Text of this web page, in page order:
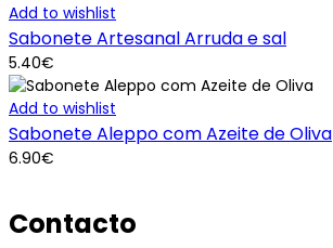
Add to wishlist
Sabonete Artesanal Arruda e sal
5.40€
Add to wishlist
Sabonete Aleppo com Azeite de Oliva
6.90€
Contacto